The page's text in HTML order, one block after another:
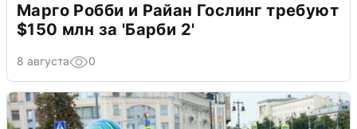
Марго Робби и Райан Гослинг требуют
$150 млн за 'Барби 2'
8 августа 0